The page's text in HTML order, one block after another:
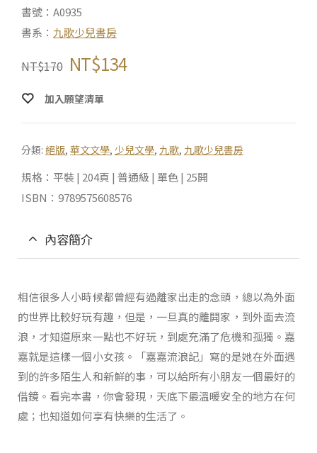
書號：A0935
書系： 九歌少兒書房
NT$170 NT$134
加入願望清單
分類: 絕版, 華文文學, 少兒文學, 九歌, 九歌少兒書房
規格：平裝 | 204頁 | 普通級 | 單色 | 25開
ISBN：9789575608576
內容簡介
相信很多人小時候都曾經有過離家出走的念頭，總以為外面
的世界比較好玩有趣，但是，一旦真的離開家，到外面去流
浪，才知道原來一點也不好玩，到處充滿了危機和孤獨。嘉
嘉就是這樣一個小女孩。「嘉嘉流浪記」寫的是她在外面遇
到的許多陌生人和新鮮的事，可以給所有小朋友一個最好的
借鏡。看完本書，你會發現，天底下最溫暖安全的地方在何
處；也知道如何享有快樂的生活了。